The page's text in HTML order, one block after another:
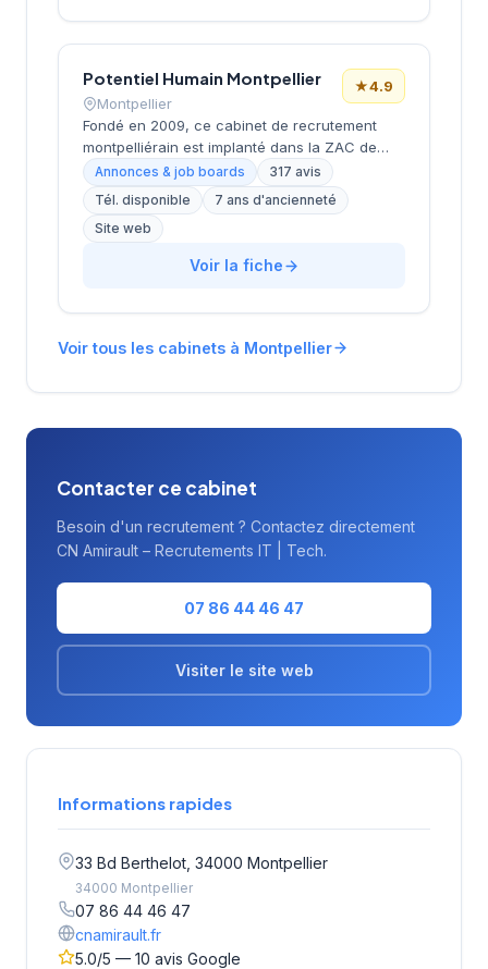
Potentiel Humain Montpellier
Montpellier
★4.9
Fondé en 2009, ce cabinet de recrutement
montpelliérain est implanté dans la ZAC de
Tournezy II, dans le secteur dynamique de
Montpellier. La structure accompagne les
entreprises dans leurs recrutements avec une
approche personnalisée et développe
également des solutions de formation
professionnelle. Avec plus de 15 ans
clientèle, comme en témoigne sa note Google
Annonces & job boards
317 avis
Tél. disponible
7 ans d'ancienneté
Site web
Voir la fiche
Voir tous les cabinets à Montpellier
Contacter ce cabinet
Besoin d'un recrutement ? Contactez directement
CN Amirault – Recrutements IT | Tech.
07 86 44 46 47
Visiter le site web
Informations rapides
33 Bd Berthelot, 34000 Montpellier
34000 Montpellier
07 86 44 46 47
cnamirault.fr
5.0/5 — 10 avis Google